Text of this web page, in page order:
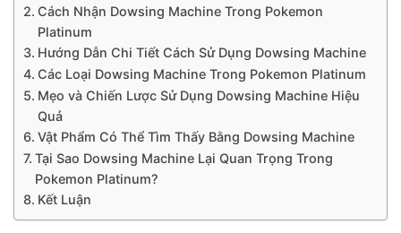
Cách Nhận Dowsing Machine Trong Pokemon
Platinum
Hướng Dẫn Chi Tiết Cách Sử Dụng Dowsing Machine
Các Loại Dowsing Machine Trong Pokemon Platinum
Mẹo và Chiến Lược Sử Dụng Dowsing Machine Hiệu
Quả
Vật Phẩm Có Thể Tìm Thấy Bằng Dowsing Machine
Tại Sao Dowsing Machine Lại Quan Trọng Trong
Pokemon Platinum?
Kết Luận